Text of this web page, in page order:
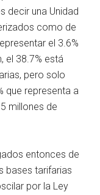
decir una Unidad
como de
el 3.6%
el 38.7% está
pero solo
que representa a
millones de
entonces de
bases tarifarias
por la Ley